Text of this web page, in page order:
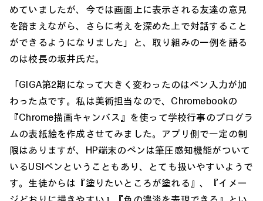
めていましたが、今では画面上に表示される友達の意見
を踏まえながら、さらに考えを深めた上で対話すること
ができるようになりました」と、取り組みの一例を語る
のは校長の坂井氏だ。
「GIGA第2期になって大きく変わったのはペン入力が加
わった点です。私は美術担当なので、Chromebookの
『Chrome描画キャンバス』を使って学校行事のプログラ
ムの表紙絵を作成させてみました。アプリ側で一定の制
限はありますが、HP端末のペンは筆圧感知機能がついて
いるUSIペンということもあり、とても扱いやすいようで
す。生徒からは『塗りたいところが塗れる』、『イメー